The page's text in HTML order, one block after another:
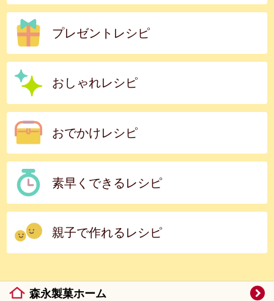
プレゼントレシピ
おしゃれレシピ
おでかけレシピ
素早くできるレシピ
親子で作れるレシピ
森永製菓ホーム